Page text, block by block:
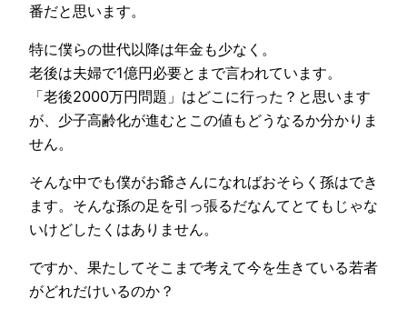
番だと思います。
特に僕らの世代以降は年金も少なく。
老後は夫婦で1億円必要とまで言われています。
「老後2000万円問題」はどこに行った？と思います
が、少子高齢化が進むとこの値もどうなるか分かりま
せん。
そんな中でも僕がお爺さんになればおそらく孫はでき
ます。そんな孫の足を引っ張るだなんてとてもじゃな
いけどしたくはありません。
ですか、果たしてそこまで考えて今を生きている若者
がどれだけいるのか？